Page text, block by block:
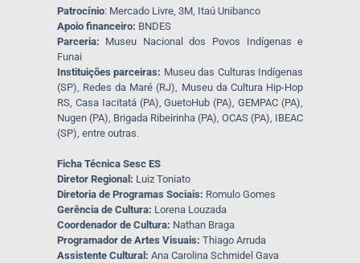
Patrocínio: Mercado Livre, 3M, Itaú Unibanco
Apoio financeiro: BNDES
Parceria: Museu Nacional dos Povos Indígenas e
Funai
Instituições parceiras: Museu das Culturas Indígenas
(SP), Redes da Maré (RJ), Museu da Cultura Hip-Hop
RS, Casa Iacitatá (PA), GuetoHub (PA), GEMPAC (PA),
Nugen (PA), Brigada Ribeirinha (PA), OCAS (PA), IBEAC
(SP), entre outras.
Ficha Técnica Sesc ES
Diretor Regional: Luiz Toniato
Diretoria de Programas Sociais: Romulo Gomes
Gerência de Cultura: Lorena Louzada
Coordenador de Cultura: Nathan Braga
Programador de Artes Visuais: Thiago Arruda
Assistente Cultural: Ana Carolina Schmidel Gava